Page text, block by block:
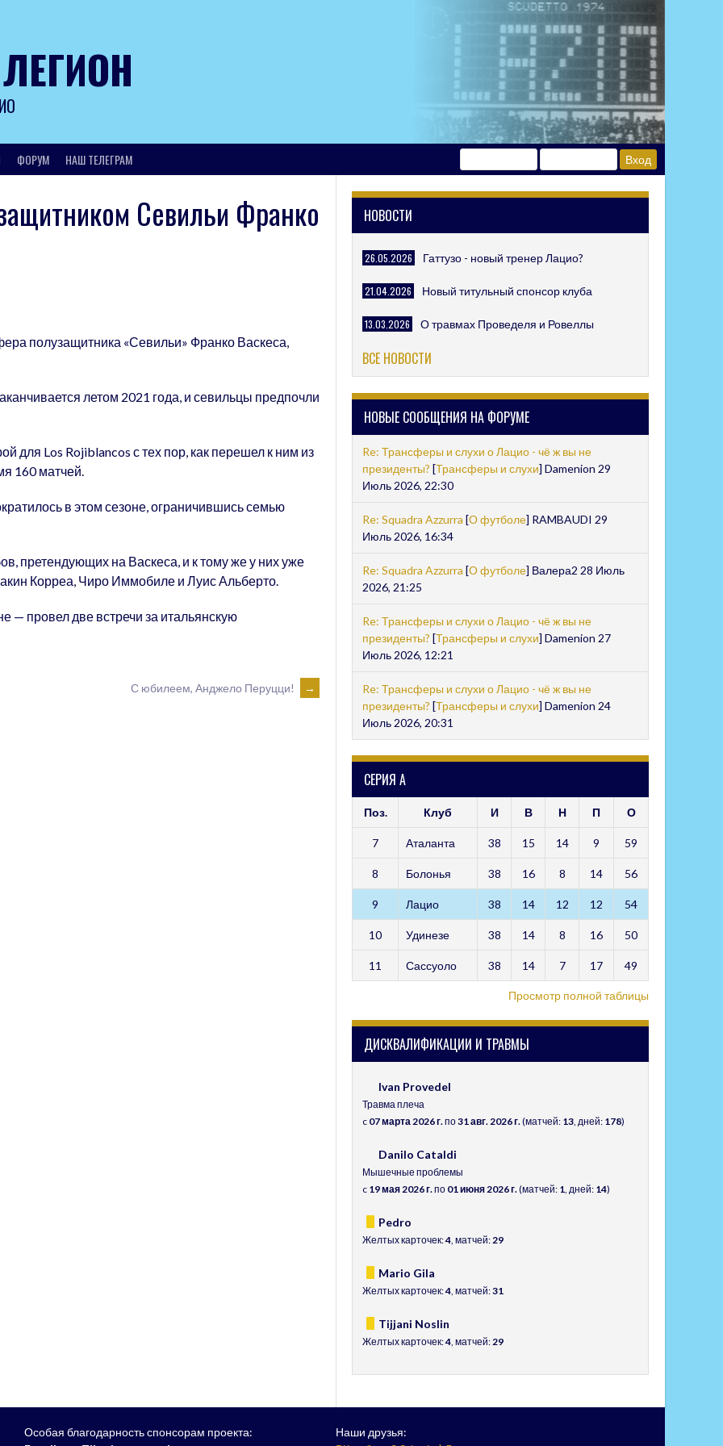
ФОРУМ НАШ ТЕЛЕГРАМ
Севильи Франко
полузащитника «Севильи» Франко Васкеса,
летом 2021 года, и севильцы предпочли
для Los Rojiblancos с тех пор, как перешел к ним из
160 матчей.
в этом сезоне, ограничившись семью
претендующих на Васкеса, и к тому же у них уже
Корреа, Чиро Иммобиле и Луис Альберто.
— провел две встречи за итальянскую
С юбилеем, Анджело Перуцци! →
НОВОСТИ
26.05.2026 Гаттузо - новый тренер Лацио?
21.04.2026 Новый титульный спонсор клуба
13.03.2026 О травмах Проведеля и Ровеллы
ВСЕ НОВОСТИ
НОВЫЕ СООБЩЕНИЯ НА ФОРУМЕ
Re: Трансферы и слухи о Лацио - чё ж вы не
президенты? [Трансферы и слухи] Damenion 29
Июль 2026, 22:30
Re: Squadra Azzurra [О футболе] RAMBAUDI 29
Июль 2026, 16:34
Re: Squadra Azzurra [О футболе] Валера2 28 Июль
2026, 21:25
Re: Трансферы и слухи о Лацио - чё ж вы не
президенты? [Трансферы и слухи] Damenion 27
Июль 2026, 12:21
Re: Трансферы и слухи о Лацио - чё ж вы не
президенты? [Трансферы и слухи] Damenion 24
Июль 2026, 20:31
СЕРИЯ А
Поз. Клуб И В Н П О
7 Аталанта 38 15 14 9 59
8 Болонья 38 16 8 14 56
9 Лацио 38 14 12 12 54
10 Удинезе 38 14 8 16 50
11 Сассуоло 38 14 7 17 49
Просмотр полной таблицы
ДИСКВАЛИФИКАЦИИ И ТРАВМЫ
Ivan Provedel
Травма плеча
c 07 марта 2026 г. по31 авг. 2026 г. (матчей: 13 , дней: 178)
Danilo Cataldi
Мышечные проблемы
c 19 мая 2026 г. по 01 июня 2026 г. (матчей: 1 , дней: 14)
Pedro
Желтых карточек:4 , матчей: 29
Mario Gila
Желтых карточек:4 , матчей:31
Tijjani Noslin
Желтых карточек:4 , матчей: 29
Особая благодарность спонсорам проекта:
Наши друзья: